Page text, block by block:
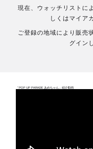
現在、ウォッチリストに
しくはマイア
ご登録の地域により販売
グイン
「POP UP PARADE あめちゃん」紹介動画